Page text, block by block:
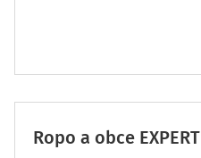
Ropo a obce EXPERT